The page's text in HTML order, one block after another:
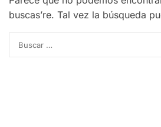
buscas’re. Tal vez la búsqueda